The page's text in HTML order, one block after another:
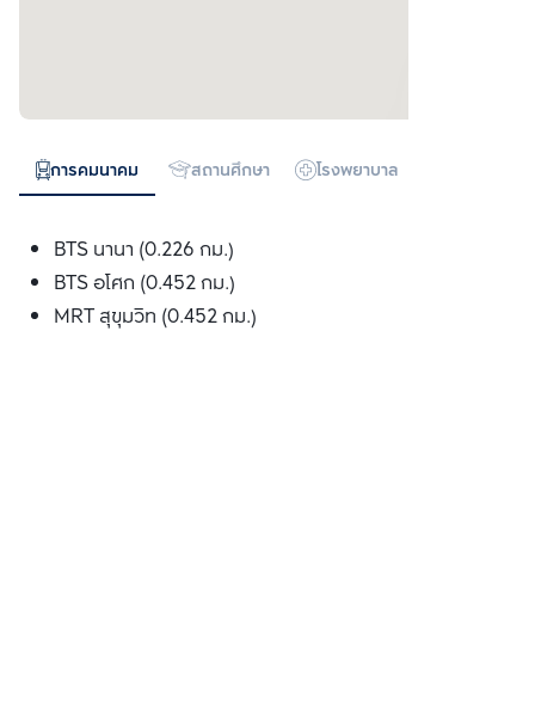
การคมนาคม สถานศึกษา โรงพยาบาล
BTS นานา (0.226 กม.)
BTS อโศก (0.452 กม.)
MRT สุขุมวิท (0.452 กม.)